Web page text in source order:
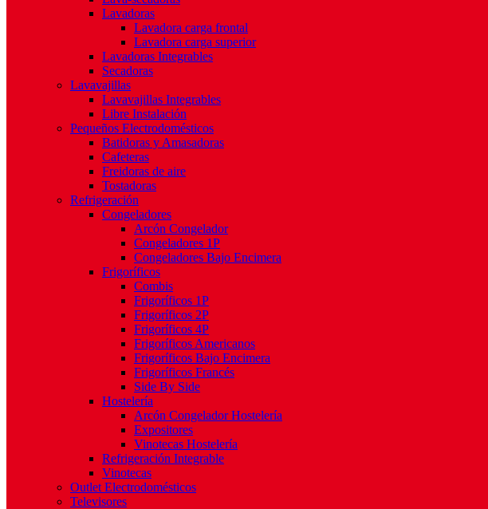
Lavadoras
Lavadora carga frontal
Lavadora carga superior
Lavadoras Integrables
Secadoras
Lavavajillas
Lavavajillas Integrables
Libre Instalación
Pequeños Electrodomésticos
Batidoras y Amasadoras
Cafeteras
Freidoras de aire
Tostadoras
Refrigeración
Congeladores
Arcón Congelador
Congeladores 1P
Congeladores Bajo Encimera
Frigoríficos
Combis
Frigoríficos 1P
Frigoríficos 2P
Frigoríficos 4P
Frigoríficos Americanos
Frigoríficos Bajo Encimera
Frigoríficos Francés
Side By Side
Hostelería
Arcón Congelador Hostelería
Expositores
Vinotecas Hostelería
Refrigeración Integrable
Vinotecas
Outlet Electrodomésticos
Televisores